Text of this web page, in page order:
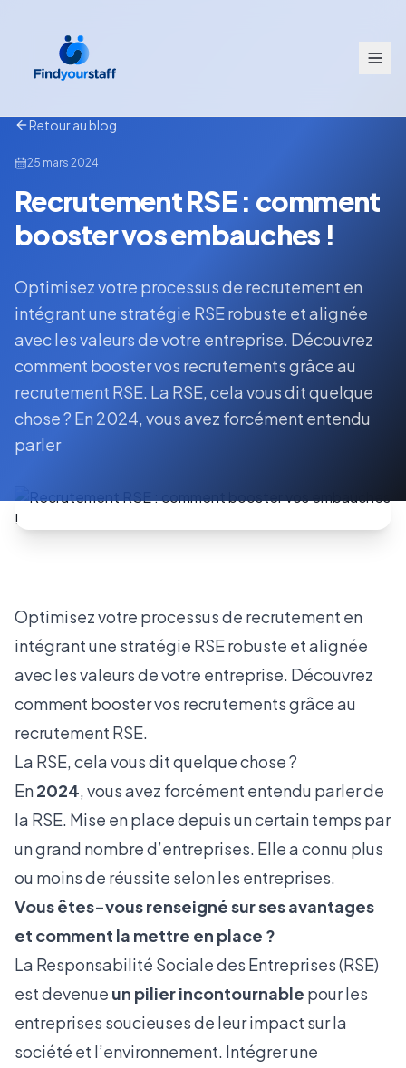
Retour au blog
25 mars 2024
Recrutement RSE : comment
booster vos embauches !
Optimisez votre processus de recrutement en
intégrant une stratégie RSE robuste et alignée
avec les valeurs de votre entreprise. Découvrez
comment booster vos recrutements grâce au
recrutement RSE. La RSE, cela vous dit quelque
chose ? En 2024, vous avez forcément entendu
parler
Optimisez votre processus de recrutement en
intégrant une stratégie RSE robuste et alignée
avec les valeurs de votre entreprise. Découvrez
comment booster vos recrutements grâce au
recrutement RSE.
La RSE, cela vous dit quelque chose ?
En2024, vous avez forcément entendu parler de
la RSE. Mise en place depuis un certain temps par
un grand nombre d’entreprises. Elle a connu plus
ou moins de réussite selon les entreprises.
Vous êtes-vous renseigné sur ses avantages
et comment la mettre en place ?
La Responsabilité Sociale des Entreprises (RSE)
est devenue un pilier incontournable pour les
entreprises soucieuses de leur impact sur la
société et l’environnement. Intégrer une